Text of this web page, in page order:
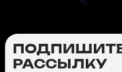
РАССЫЛКУ